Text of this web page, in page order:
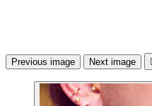
Previous image Next image